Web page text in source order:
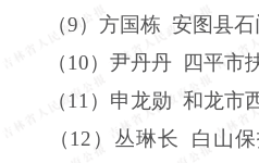
（9）方国栋 安图县
（10）尹丹丹 四平市
（11 ）申龙勋 和龙市
（12 ）丛琳长
白山